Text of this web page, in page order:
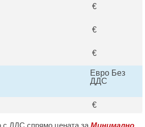
€
€
€
Евро Без
ДДС
€
с ДДС спрямо цената за Минимално